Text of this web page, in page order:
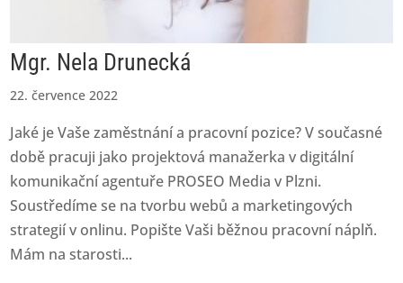
Mgr. Nela Drunecká
22. července 2022
Jaké je Vaše zaměstnání a pracovní pozice? V současné
době pracuji jako projektová manažerka v digitální
komunikační agentuře PROSEO Media v Plzni.
Soustředíme se na tvorbu webů a marketingových
strategií v onlinu. Popište Vaši běžnou pracovní náplň.
Mám na starosti...